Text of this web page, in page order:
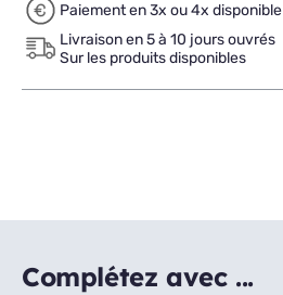
Paiement en 3x ou 4x disponible
Livraison en 5 à 10 jours ouvrés
Sur les produits disponibles
Complétez avec ...